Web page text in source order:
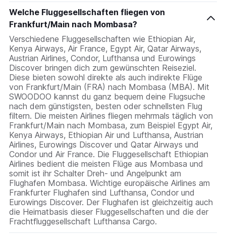
Welche Fluggesellschaften fliegen von
Frankfurt/Main nach Mombasa?
Verschiedene Fluggesellschaften wie Ethiopian Air,
Kenya Airways, Air France, Egypt Air, Qatar Airways,
Austrian Airlines, Condor, Lufthansa und Eurowings
Discover bringen dich zum gewünschten Reiseziel.
Diese bieten sowohl direkte als auch indirekte Flüge
von Frankfurt/Main (FRA) nach Mombasa (MBA). Mit
SWOODOO kannst du ganz bequem deine Flugsuche
nach dem günstigsten, besten oder schnellsten Flug
filtern. Die meisten Airlines fliegen mehrmals täglich von
Frankfurt/Main nach Mombasa, zum Beispiel Egypt Air,
Kenya Airways, Ethiopian Air und Lufthansa, Austrian
Airlines, Eurowings Discover und Qatar Airways und
Condor und Air France. Die Fluggesellschaft Ethiopian
Airlines bedient die meisten Flüge aus Mombasa und
somit ist ihr Schalter Dreh- und Angelpunkt am
Flughafen Mombasa. Wichtige europäische Airlines am
Frankfurter Flughafen sind Lufthansa, Condor und
Eurowings Discover. Der Flughafen ist gleichzeitig auch
die Heimatbasis dieser Fluggesellschaften und die der
Frachtfluggesellschaft Lufthansa Cargo.